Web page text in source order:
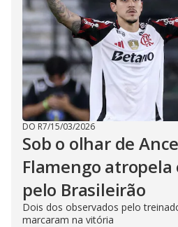
DO R7/15/03/2026
Sob o olhar de
Flamengo atropela
pelo Brasileirão
Dois dos observados pelo
marcaram na vitória